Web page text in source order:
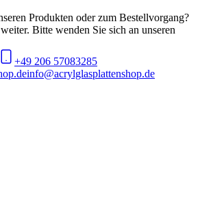
Produkten oder zum Bestellvorgang?
Bitte wenden Sie sich an unseren
+49 206 57083285
info@acrylglasplattenshop.de